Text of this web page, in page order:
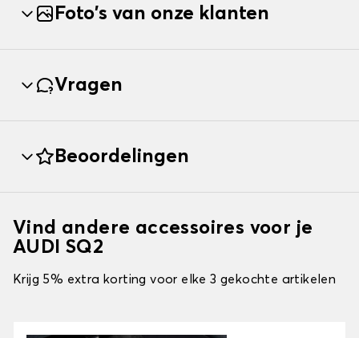
Foto's van onze klanten
Vragen
Beoordelingen
Vind andere accessoires voor je
AUDI SQ2
Krijg 5% extra korting voor elke 3 gekochte artikelen